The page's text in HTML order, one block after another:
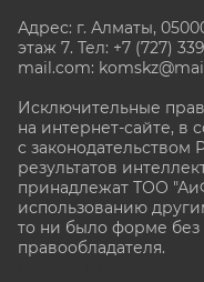
Адрес: г. Алматы,
этаж 7. Тел: +7 (727)
mail.com:
Исключительные
на интернет-сайте, в
с законодательством
результатов
принадлежат ТОО
использованию
то ни было форме
правообладателя.